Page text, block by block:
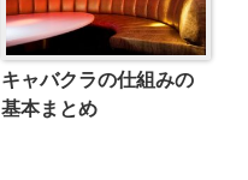
キャバクラの仕組みの
基本まとめ